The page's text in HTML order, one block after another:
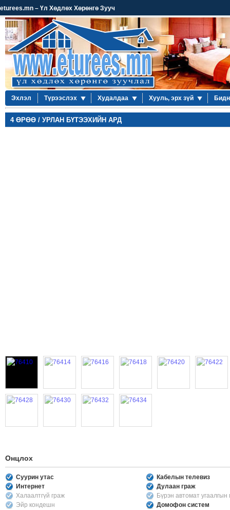
eturees.mn – Үл Хөдлөх Хөрөнгө Зууч
Эхлэл Түрээслэх Худалдаа Хууль, эрх зүй
4 ӨРӨӨ / УРЛАН БҮТЭЭХИЙН АРД
Онцлох
Суурин утас
Кабелын телевиз
Интернет
Дулаан граж
Халаалтгүй граж
Бүрэн автомат
Эйр кондешн
Домофон систем